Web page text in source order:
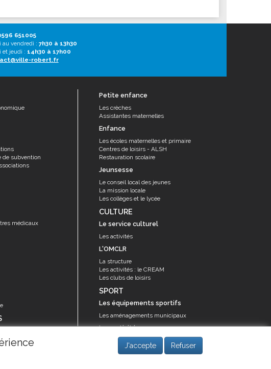
J'accepte Refuser
651005
au vendredi : 7h30 à 13h30
et jeudi : 14h30 à 17h00
robert.fr
de subvention
médicaux
Petite enfance
Les crèches
Assistantes maternelles
Enfance
Les écoles maternelles et primaire
Centres de loisirs - ALSH
Restauration scolaire
Jeunsesse
Le conseil local des jeunes
La mission locale
Les collèges et le lycée
CULTURE
Le service culturel
Les activités
L'OMCLR
La structure
Les activités : le CREAM
Les clubs de loisirs
SPORT
Les équipements sportifs
Les aménagements municipaux
Les activités
Les activités du service des sports
Guide des activités sportives